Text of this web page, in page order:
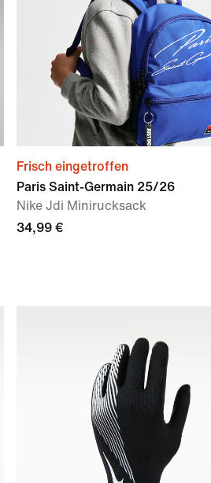
Frisch eingetroffen
Paris Saint-Germain 25/26
Nike Jdi Minirucksack
34,99 €